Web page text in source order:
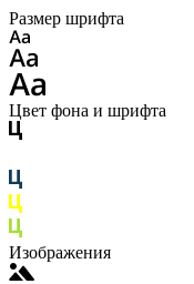
Размер шрифта
Цвет фона и шрифта
Изображения